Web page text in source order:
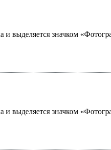
и выделяется значком
и выделяется значком